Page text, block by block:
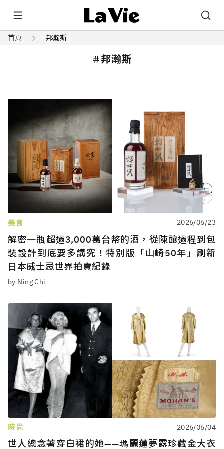
首頁 邦瀚斯
邦瀚斯
美食 2026/06/23
解密一瓶超過3,000萬台幣的酒，從陳釀過程到包
裝設計到底要多講究！特別版「山崎50年」刷新
日本威士忌世界拍賣紀錄
by Ning Chi
時尚 2026/06/04
世人總念著穿白裙的她——瑪麗蓮夢露珍藏金大衣